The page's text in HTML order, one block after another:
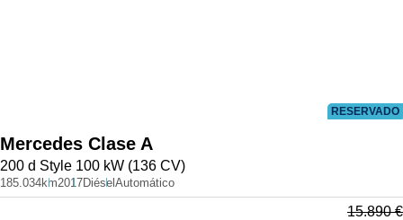
RESERVADO
Mercedes Clase A
200 d Style 100 kW (136 CV)
185.034km2017Diésel Automático
15.890€